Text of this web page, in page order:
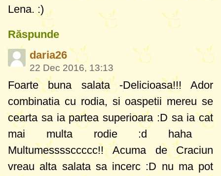
Lena. :)
Răspunde
daria26
22 Dec 2016, 13:13
Foarte buna salata -Delicioasa!!! Ador
combinatia cu rodia, si oaspetii mereu se
cearta sa ia partea superioara :D sa ia cat
mai multa rodie :d haha
Multumessssccccc!! Acuma de Craciun
vreau alta salata sa incerc :D nu ma pot